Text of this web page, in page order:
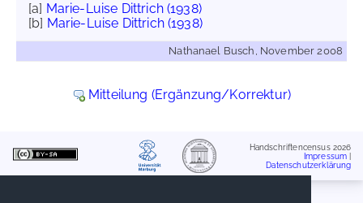
[a] Marie-Luise Dittrich (1938)
[b] Marie-Luise Dittrich (1938)
Nathanael Busch, November 2008
Mitteilung (Ergänzung/Korrektur)
Handschriftencensus 2026
Impressum
Datenschutzerklärung